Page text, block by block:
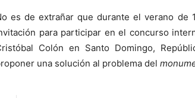
es de extrañar que durante el verano de
para participar en el concurso
Colón en Santo Domingo,
una solución al problema del